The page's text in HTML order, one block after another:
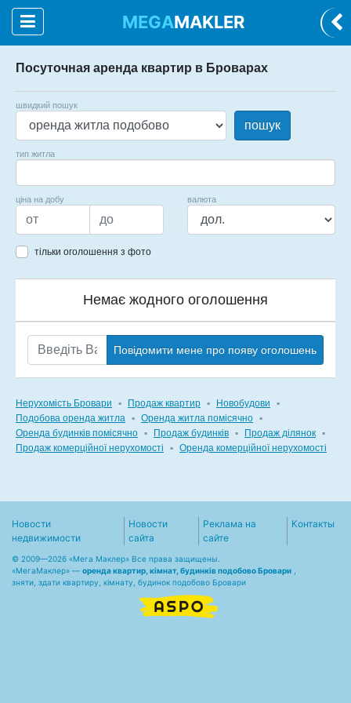
MEGAMAKLER
Посуточная аренда квартир в Броварах
швидкий пошук
пошук
тип житла
ціна на добу валюта
тільки оголошення з фото
Немає жодного оголошення
Повідомити мене про появу оголошень
Нерухомість Бровари ▪ Продаж квартир ▪ Новобудови
▪
Подобова оренда житла ▪ Оренда житла помісячно ▪
Оренда будинків помісячно ▪ Продаж будинків ▪ Продаж ділянок ▪
Продаж комерційної нерухомості
▪ Оренда комерційної нерухомості
Новости
недвижимости
Новости
сайта
Реклама на
сайте
Контакты
© 2009—2026 «Мега Маклер» Все права защищены.
«МегаМаклер» — оренда квартир, кімнат, будинків подобово Бровари
зняти, здати квартиру, кімнату, будинок подобово Бровари